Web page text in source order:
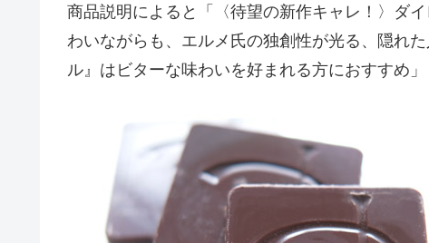
商品説明によると「〈待望の新作キャレ！〉ダ
わいながらも、エルメ氏の独創性が光る、隠れ
ル』はビターな味わいを好まれる方におすすめ」